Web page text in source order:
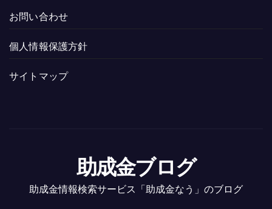
お問い合わせ
個人情報保護方針
サイトマップ
助成金ブログ
助成金情報検索サービス「助成金なう」のブログ